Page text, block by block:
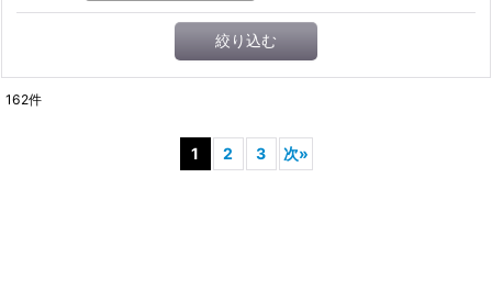
絞り込む
162件
1 2 3 次»